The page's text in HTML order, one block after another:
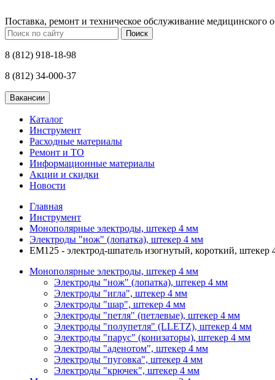
Поставка, ремонт и техническое обслуживание медицинского
Поиск
8 (812) 918-18-98
8 (812) 34-000-37
Каталог
Инструмент
Расходные материалы
Ремонт и ТО
Информационные материалы
Акции и скидки
Новости
Главная
Инструмент
Монополярные электроды, штекер 4 мм
Электроды "нож" (лопатка), штекер 4 мм
ЕМ125 - электрод-шпатель изогнутый, короткий, штекер
Монополярные электроды, штекер 4 мм
Электроды "нож" (лопатка), штекер 4 мм
Электроды "игла", штекер 4 мм
Электроды "шар", штекер 4 мм
Электроды "петля" (петлевые), штекер 4 мм
Электроды "полупетля" (LLETZ), штекер 4 мм
Электроды "парус" (конизаторы), штекер 4 мм
Электроды "аденотом", штекер 4 мм
Электроды "пуговка", штекер 4 мм
Электроды "крючек", штекер 4 мм